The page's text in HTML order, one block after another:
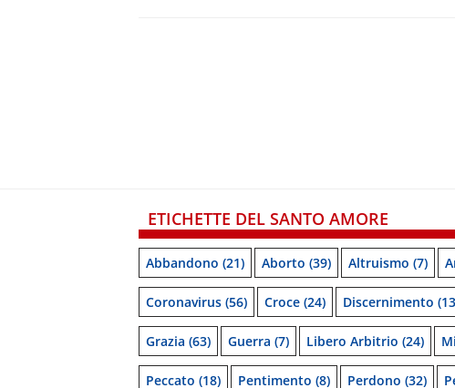
ETICHETTE DEL SANTO AMORE
Abbandono (21) Aborto (39) Altruismo (7)
Coronavirus (56) Croce (24) Discernimento
Grazia (63) Guerra (7) Libero Arbitrio (24)
Peccato (18) Pentimento (8) Perdono (32)